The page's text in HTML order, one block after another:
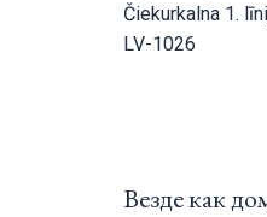
Čiekurkalna 1.
LV-1026
Везде как